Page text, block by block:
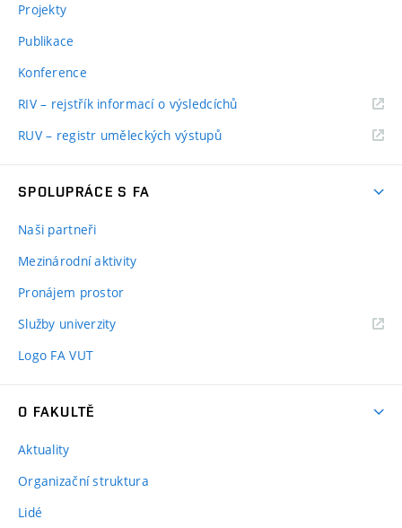
Projekty
Publikace
Konference
RIV – rejstřík informací o výsledcíchů
RUV – registr uměleckých výstupů
SPOLUPRÁCE S FA
Naši partneři
Mezinárodní aktivity
Pronájem prostor
Služby univerzity
Logo FA VUT
O FAKULTĚ
Aktuality
Organizační struktura
Lidé